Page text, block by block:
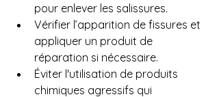
pour enlever les salissures.
Vérifier l’apparition de fissures et
appliquer un produit de
réparation si nécessaire.
Éviter l'utilisation de produits
chimiques agressifs qui